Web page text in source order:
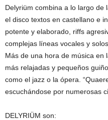
Delyriüm combina a lo largo de
el disco textos en castellano e
potente y elaborado, riffs
complejas líneas vocales y
Más de una hora de música en
más relajadas y pequeños
como el jazz o la ópera.
escuchándose por numerosas
DELYRIÜM son: